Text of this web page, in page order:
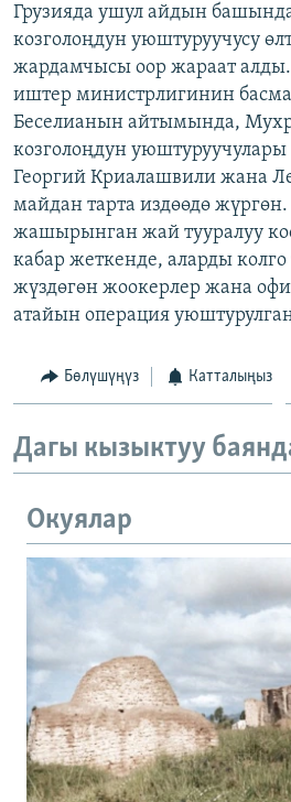
БИЗ ЖАНА ДҮЙНӨ
ЭЖЕ-СИҢДИЛЕР
ЫҢГАЙСЫЗ СУРООЛОР
Русский
ОНЛАЙН ШЕРИНЕ
ЭЕ/АРнун бардык сайттары
Грузияда ушул айдын
козголоңдун уюштуруучусу
жардамчысы оор жараат
иштер министрлигинин басма
Беселианын айтымында,
козголоңдун уюштуруучулары
Георгий Криалашвили жана
майдан тарта издөөдө жүргөн.
жашырынган жай тууралуу
кабар жеткенде, аларды
жүздөгөн жоокерлер жана
атайын операция
Бөлүшүңүз Катталыңыз
Дагы кызыктуу
Окуялар